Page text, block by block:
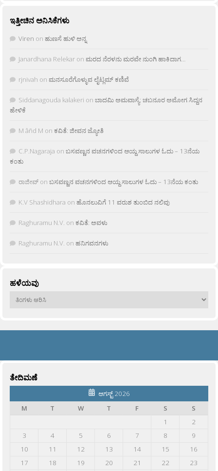
ಇತ್ತೀಚಿನ ಅನಿಸಿಕೆಗಳು
Viren on ಹುಣಸೆ ಹುಳಿ ಅನ್ನ
Janardhana Relekar on ಮರದ ನೆರಳನು ಮರವೇ ನುಂಗಿ ಹಾಕಿದಾಗ…
rjnivah on ಮನಸೂರೆಗೊಳ್ಳುವ ಲೈಟ್ಲಮ್ ಕಣಿವೆ
Siddanagouda kalakeri on ಬಾದಮಿ ಅಮವಾಸ್ಯೆ: ಚಬನೂರ ಅಮೋಗ ಸಿದ್ದನ
ಹೇಳಿಕೆ
M âñd M on ಕವಿತೆ: ಜೀವನ ಜ್ಯೋತಿ
C.P.Nagaraja on ಬಸವಣ್ಣನ ವಚನಗಳಿಂದ ಆಯ್ದ ಸಾಲುಗಳ ಓದು – 13ನೆಯ
ಕಂತು
ರಾಜೀವ್ on ಬಸವಣ್ಣನ ವಚನಗಳಿಂದ ಆಯ್ದ ಸಾಲುಗಳ ಓದು – 13ನೆಯ ಕಂತು
K.V Shashidhara on ಹೊನಲುವಿಗೆ 11 ವರುಶ ತುಂಬಿದ ನಲಿವು
Raghuramu N.V. on ಕವಿತೆ: ಅವಳು
Raghuramu N.V. on ಹನಿಗವನಗಳು
ಹಳೆಯವು
ಹಳೆಯವು
ತೇದಿಮಣೆ
ಆಗಸ್ಟ್ 2026
M
T W T F S
S
1
2
3
4 5 6 7 8
9
10
11 12 13 14 15
16
17
18 19 20 21 22
23